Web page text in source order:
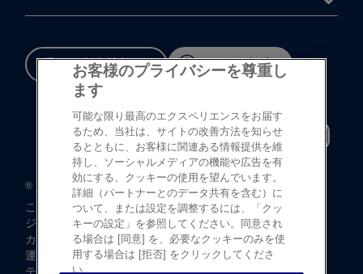
重要な​安全情報 Cookie 設定
® 登録商標©Johnson & Johnson K.K. 1997-2026
この​サイトならびに​サイト内の​コンテンツは、​
ジョンソン・ エンド・ ジョンソン株式会社 ビジョンケア
カンパニーに​よって、​日本国内向けに​制作・ ​
運営されています。
お客様のプライバシーを尊重し
ます
可能な限り最高のエクスペリエンスをお届す
るため、当社は、サイトの改善方法を知らせ
るとともに、お客様に関連ある情報提供を維
持し、ソーシャルメディアの機能や広告を有
効にする、クッキーの使用を望んでいます。
詳細（パートナーとのデータ共有を含む）に
ついて、または設定を調整するには、「クッ
キーの設定」を参照してください。同意され
る場合は [同意] を、必要なクッキーのみを使
用する場合は [拒否] をクリックしてくださ
い。